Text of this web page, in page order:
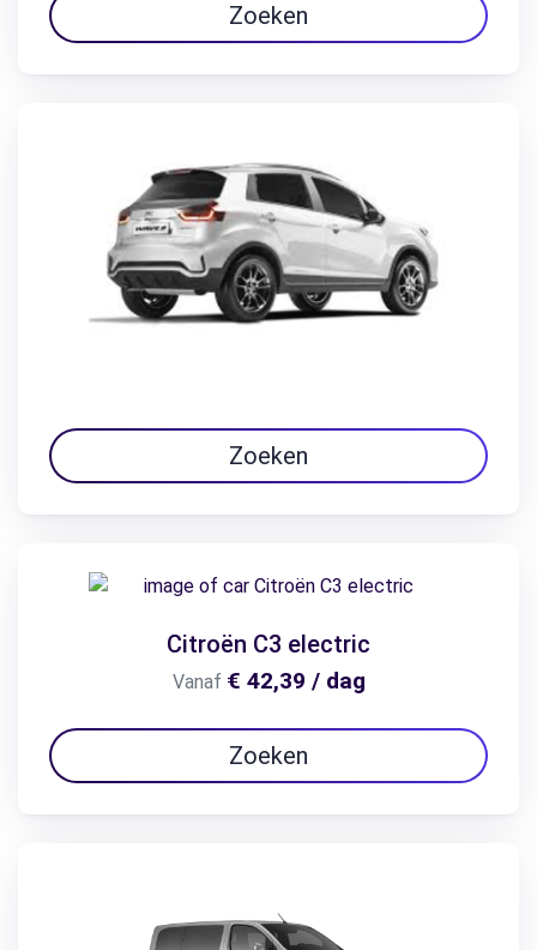
Zoeken
Zoeken
Citroën C3 electric
Vanaf € 42,39 / dag
Zoeken